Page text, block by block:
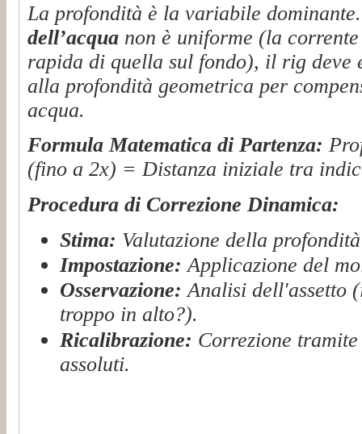
La profondità è la variabile
dell’acqua non è uniforme (la
rapida di quella sul fondo), il rig deve
alla profondità geometrica per
acqua.
Formula Matematica di Partenza:
(fino a 2x) = Distanza iniziale tra
Procedura di Correzione Dinamica:
Stima: Valutazione della
Impostazione: Applicazione del
Osservazione: Analisi dell'assetto
troppo in alto?).
Ricalibrazione: Correzione
assoluti.